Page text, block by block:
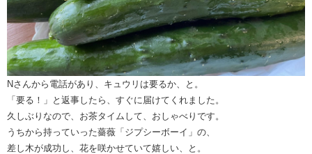
Nさんから電話があり、キュウリは要るか、と。
「要る！」と返事したら、すぐに届けてくれました。
久しぶりなので、お茶タイムして、おしゃべりです。
うちから持っていった薔薇「ジプシーボーイ」の、
差し木が成功し、花を咲かせていて嬉しい、と。